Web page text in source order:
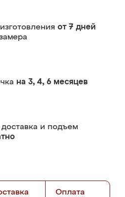
от 7 дней
на 3, 4, 6 месяцев
доставка и подъем
Оплата